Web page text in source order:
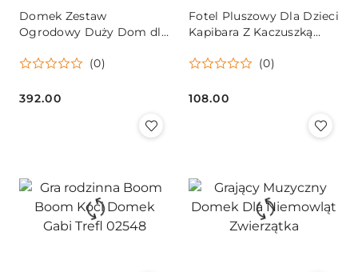
Domek Zestaw
Ogrodowy Duży Dom dla
(0)
Cena:
392.00
Fotel Pluszowy Dla Dzieci
Kapibara Z Kaczuszką
(0)
Cena:
108.00